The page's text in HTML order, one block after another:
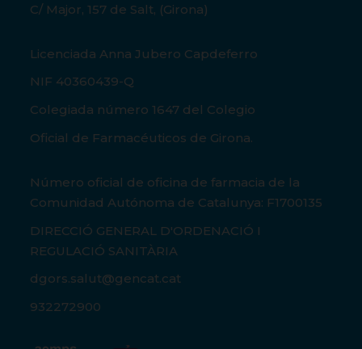
C/ Major, 157 de Salt, (Girona)
Licenciada Anna Jubero Capdeferro
NIF 40360439-Q
Colegiada número 1647 del Colegio
Oficial de Farmacéuticos de Girona.
Número oficial de oficina de farmacia de la
Comunidad Autónoma de Catalunya: F1700135
DIRECCIÓ GENERAL D'ORDENACIÓ I
REGULACIÓ SANITÀRIA
dgors.salut@gencat.cat
932272900